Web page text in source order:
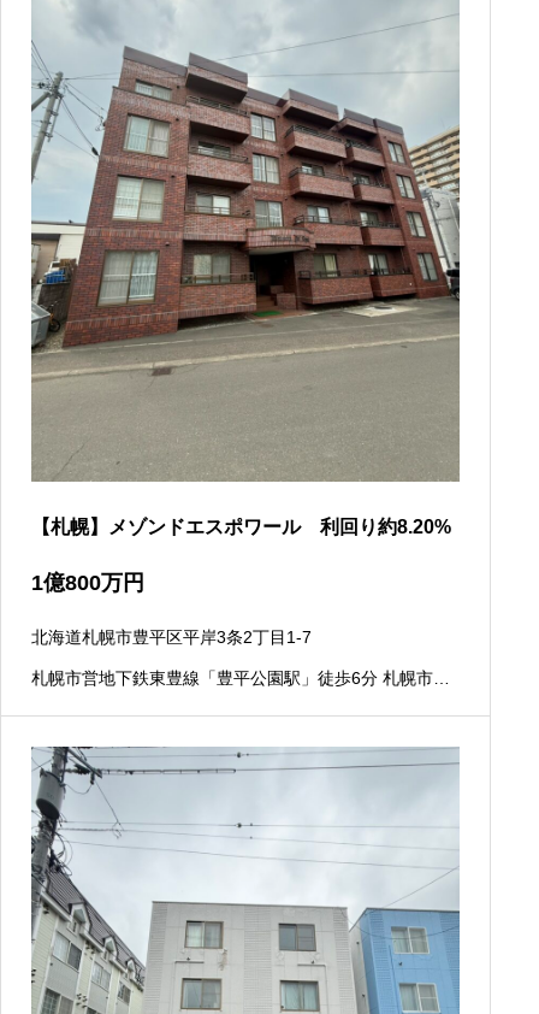
【札幌】メゾンドエスポワール 利回り約8.20%
1億800万円
北海道札幌市豊平区平岸3条2丁目1-7
札幌市営地下鉄東豊線「豊平公園駅」徒歩6分 札幌市営